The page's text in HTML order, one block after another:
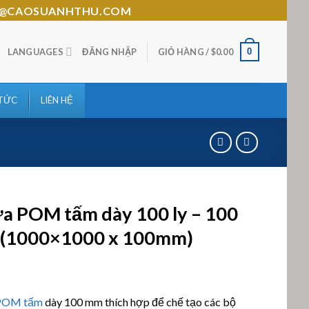
LANGUAGES ĐĂNG NHẬP GIỎ HÀNG /$0.00 0
LIÊN HỆ
POM tấm dày 100 ly – 100
x 100mm)
tấmdày 100 mm thích hợp để chế tạo các bộ